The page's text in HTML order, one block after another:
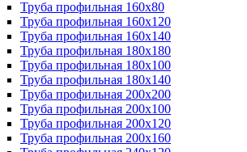
Труба профильная 160х80
Труба профильная 160х120
Труба профильная 160х140
Труба профильная 180х180
Труба профильная 180х100
Труба профильная 180х140
Труба профильная 200х200
Труба профильная 200х100
Труба профильная 200х120
Труба профильная 200х160